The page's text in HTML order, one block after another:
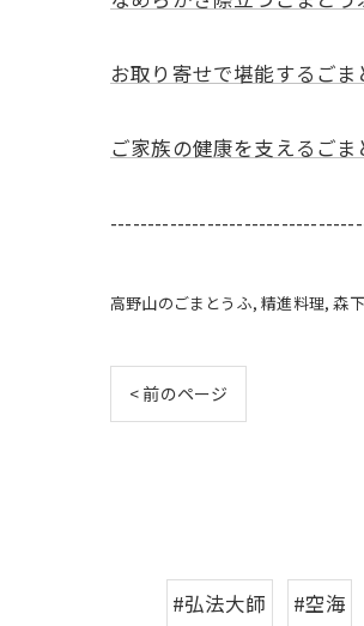
お取り寄せで堪能するごま
ご家族の健康を支えるごま
高野山のごまとうふ 精進料理 森
< 前のページ
#弘法大師 #空海